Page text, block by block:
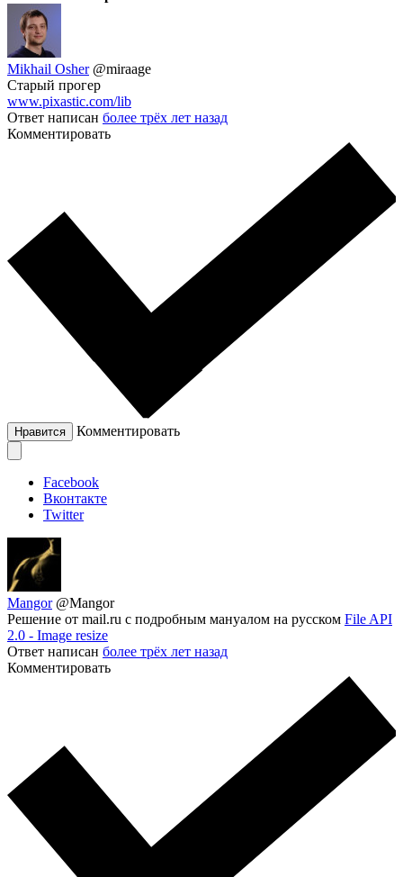
Mikhail Osher @miraage
Старый прогер
www.pixastic.com/lib
Ответ написан более трёх лет назад
Комментировать
Нравится Комментировать
Facebook
Вконтакте
Twitter
Mangor @Mangor
Решение от mail.ru с подробным мануалом на русском File API
2.0 - Image resize
Ответ написан более трёх лет назад
Комментировать